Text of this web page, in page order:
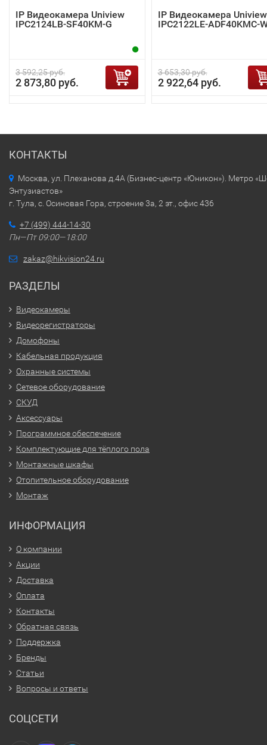
IP Видеокамера Uniview
IPC2124LB-SF40KM-G
3 592,25 руб.
2 873,80 руб.
IP Видеокамера Uniview
IPC2122LE-ADF40KMC-
3 653,30 руб.
2 922,64 руб.
КОНТАКТЫ
Москва, ул. Плеханова д.4А (Бизнес-центр «Юникон»). Метро
Энтузиастов»
г. Тула, с. Осиновая Гора, строение 3а, 2 эт., офис 436
+7 (499) 444-14-30
Пн—Пт 09:00—18:00
zakaz@hikvision24.ru
РАЗДЕЛЫ
Видеокамеры
Видеорегистраторы
Домофоны
Кабельная продукция
Охранные системы
Сетевое оборудование
СКУД
Аксессуары
Программное обеспечение
Комплектующие для тёплого пола
Монтажные шкафы
Отопительное оборудование
Монтаж
ИНФОРМАЦИЯ
О компании
Акции
Доставка
Оплата
Контакты
Обратная связь
Поддержка
Бренды
Статьи
Вопросы и ответы
СОЦСЕТИ